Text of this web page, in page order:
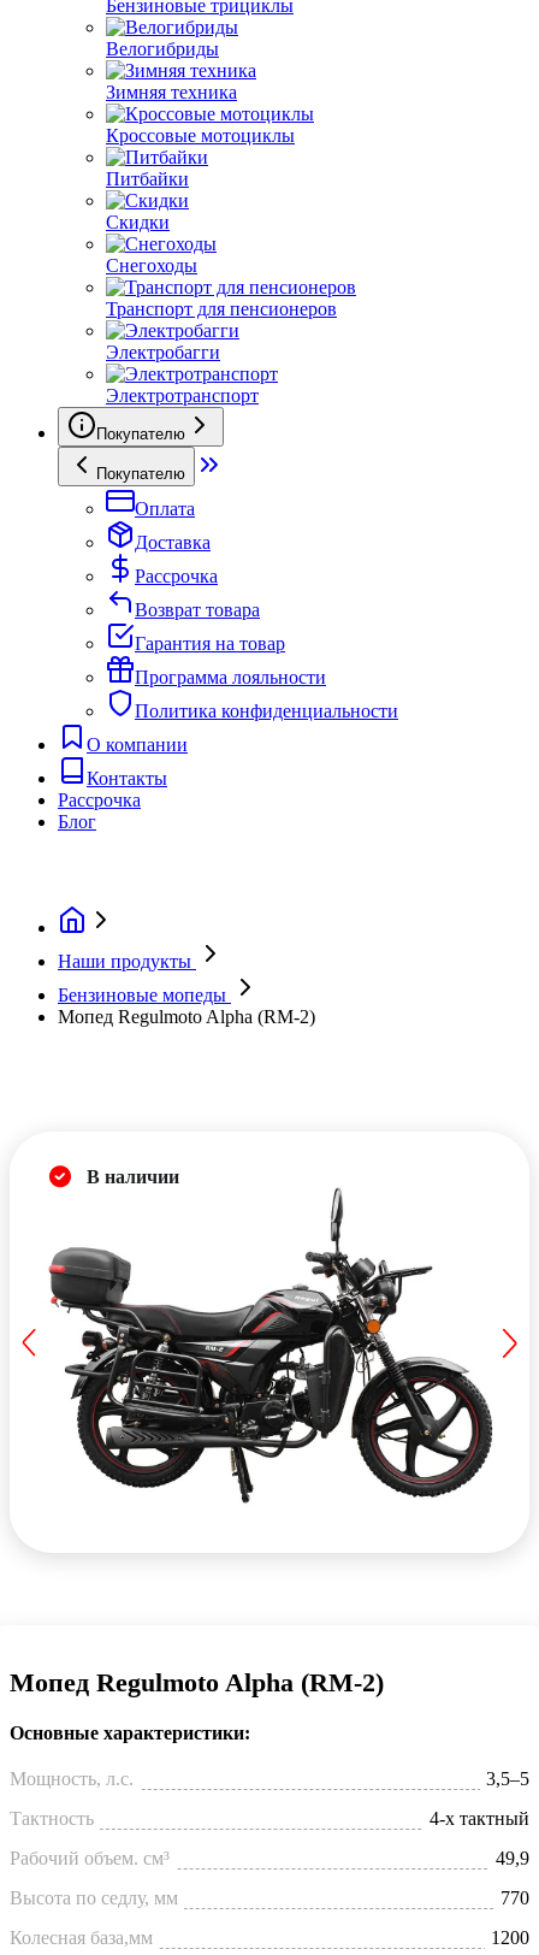
Бензиновые трициклы
Велогибриды
Зимняя техника
Кроссовые мотоциклы
Питбайки
Скидки
Снегоходы
Транспорт для пенсионеров
Электробагги
Электротранспорт
Покупателю
Покупателю
Оплата
Доставка
Рассрочка
Возврат товара
Гарантия на товар
Программа лояльности
Политика конфиденциальности
О компании
Контакты
Рассрочка
Блог
Наши продукты
Бензиновые мопеды
Мопед Regulmoto Alpha (RM-2)
В наличии
Мопед Regulmoto Alpha (RM-2)
Основные характеристики:
Мощность, л.с.
3,5–5
Тактность
4-х тактный
Рабочий объем. см³
49,9
Высота по седлу, мм
770
Колесная база,мм
1200